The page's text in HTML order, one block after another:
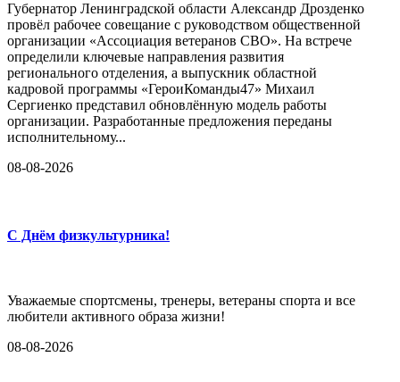
Губернатор Ленинградской области Александр Дрозденко
провёл рабочее совещание с руководством общественной
организации «Ассоциация ветеранов СВО». На встрече
определили ключевые направления развития
регионального отделения, а выпускник областной
кадровой программы «ГероиКоманды47» Михаил
Сергиенко представил обновлённую модель работы
организации. Разработанные предложения переданы
исполнительному...
08-08-2026
С Днём физкультурника!
Уважаемые спортсмены, тренеры, ветераны спорта и все
любители активного образа жизни!
08-08-2026